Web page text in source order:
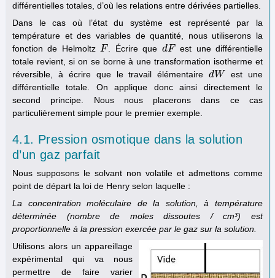
différentielles totales, d’où les relations entre dérivées partielles.
Dans le cas où l’état du système est représenté par la
température et des variables de quantité, nous utiliserons la
fonction de Helmoltz F
F . Écrire que dF
dF est une différentielle
totale revient, si on se borne à une transformation isotherme et
réversible, à écrire que le travail élémentairedW
dW
est une
différentielle totale. On applique donc ainsi directement le
second principe. Nous nous placerons dans ce cas
particulièrement simple pour le premier exemple.
4.1. Pression osmotique dans la solution
d’un gaz parfait
Nous supposons le solvant non volatile et admettons comme
point de départ la loi de Henry selon laquelle :
La concentration moléculaire de la solution, à température
déterminée (nombre de moles dissoutes / cm³) est
proportionnelle à la pression exercée par le gaz sur la solution.
Utilisons alors un appareillage
expérimental qui va nous
permettre de faire varier